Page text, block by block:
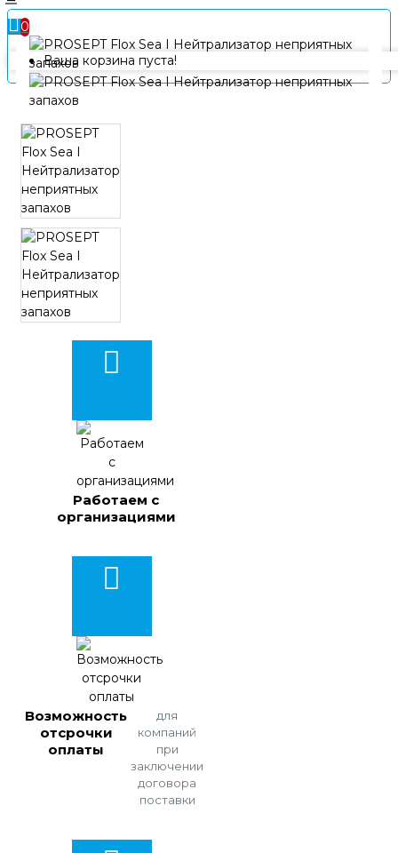
0
Ваша корзина пуста!
Работаем с
организациями
Возможность
отсрочки
оплаты
для
компаний
при
заключении
договора
поставки